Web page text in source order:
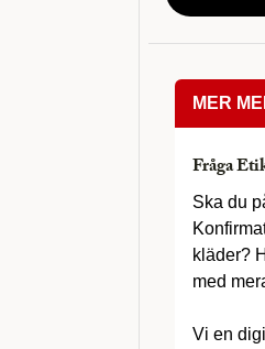
MER
Fråga
Ska du
kläder?
med
Vi en